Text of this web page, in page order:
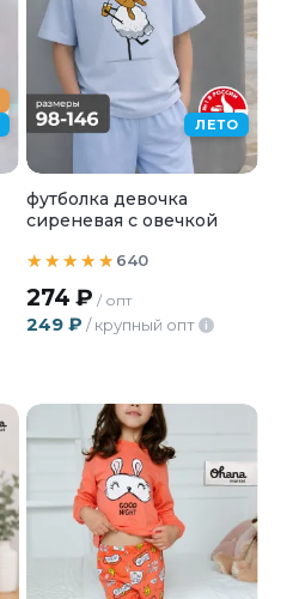
ЛЕТО
футболка девочка
сиреневая с овечкой
640
274 ₽ / опт
249 ₽ / крупный опт i